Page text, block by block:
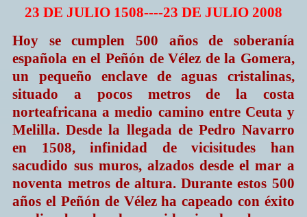
23 DE JULIO 1508----23 DE JULIO 2008
Hoy se cumplen 500 años de soberanía
española en el Peñón de Vélez de la Gomera,
un pequeño enclave de aguas cristalinas,
situado a pocos metros de la costa
norteafricana a medio camino entre Ceuta y
Melilla. Desde la llegada de Pedro Navarro
en 1508, infinidad de vicisitudes han
sacudido sus muros, alzados desde el mar a
noventa metros de altura. Durante estos 500
años el Peñón de Vélez ha capeado con éxito